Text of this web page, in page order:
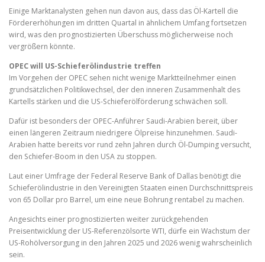
Einige Marktanalysten gehen nun davon aus, dass das Öl-Kartell die
Fördererhöhungen im dritten Quartal in ähnlichem Umfang fortsetzen
wird, was den prognostizierten Überschuss möglicherweise noch
vergrößern könnte.
OPEC will US-Schieferölindustrie treffen
Im Vorgehen der OPEC sehen nicht wenige Marktteilnehmer einen
grundsätzlichen Politikwechsel, der den inneren Zusammenhalt des
Kartells stärken und die US-Schieferölförderung schwächen soll.
Dafür ist besonders der OPEC-Anführer Saudi-Arabien bereit, über
einen längeren Zeitraum niedrigere Ölpreise hinzunehmen. Saudi-
Arabien hatte bereits vor rund zehn Jahren durch Öl-Dumping versucht,
den Schiefer-Boom in den USA zu stoppen.
Laut einer Umfrage der Federal Reserve Bank of Dallas benötigt die
Schieferölindustrie in den Vereinigten Staaten einen Durchschnittspreis
von 65 Dollar pro Barrel, um eine neue Bohrung rentabel zu machen.
Angesichts einer prognostizierten weiter zurückgehenden
Preisentwicklung der US-Referenzölsorte WTI, dürfe ein Wachstum der
US-Rohölversorgung in den Jahren 2025 und 2026 wenig wahrscheinlich
sein.